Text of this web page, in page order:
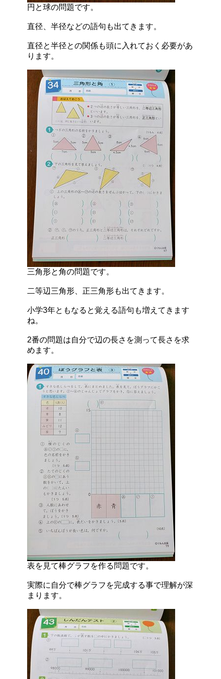
円と球の問題です。
直径、半径などの語句も出てきます。
直径と半径との関係も頭に入れておく必要があ
ります。
三角形と角の問題です。
二等辺三角形、正三角形も出てきます。
小学3年ともなると覚える語句も増えてきます
ね。
2番の問題は自分で辺の長さを測って長さを求
めます。
表を見て棒グラフを作る問題です。
実際に自分で棒グラフを完成する事で理解が深
まります。